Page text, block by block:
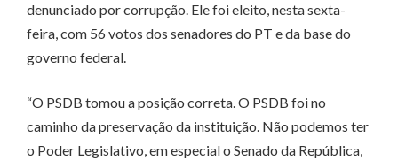
denunciado por corrupção. Ele foi eleito, nesta sexta-
feira, com 56 votos dos senadores do PT e da base do
governo federal.
“O PSDB tomou a posição correta. O PSDB foi no
caminho da preservação da instituição. Não podemos ter
o Poder Legislativo, em especial o Senado da República,